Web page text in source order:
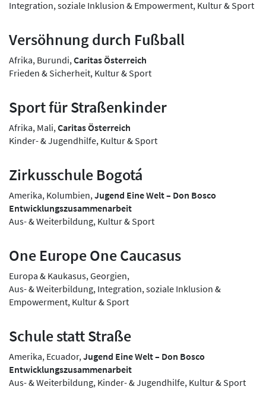
Integration, soziale Inklusion & Empowerment, Kultur & Sport
Versöhnung durch Fußball
Afrika, Burundi, Caritas Österreich
Frieden & Sicherheit, Kultur & Sport
Sport für Straßenkinder
Afrika, Mali, Caritas Österreich
Kinder- & Jugendhilfe, Kultur & Sport
Zirkusschule Bogotá
Amerika, Kolumbien, Jugend Eine Welt – Don Bosco
Entwicklungszusammenarbeit
Aus- & Weiterbildung, Kultur & Sport
One Europe One Caucasus
Europa & Kaukasus, Georgien,
Aus- & Weiterbildung, Integration, soziale Inklusion &
Empowerment, Kultur & Sport
Schule statt Straße
Amerika, Ecuador, Jugend Eine Welt – Don Bosco
Entwicklungszusammenarbeit
Aus- & Weiterbildung, Kinder- & Jugendhilfe, Kultur & Sport